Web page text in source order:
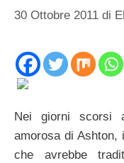
30 Ottobre 2011 di
Nei giorni scorsi
amorosa di Ashton,
che avrebbe